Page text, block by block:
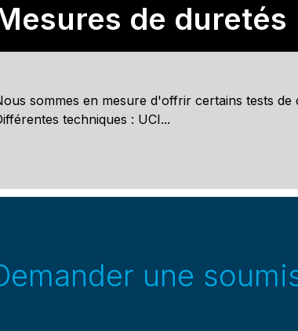
de duretés
sommes en mesure d'offrir certains tests
techniques : UCI...
une